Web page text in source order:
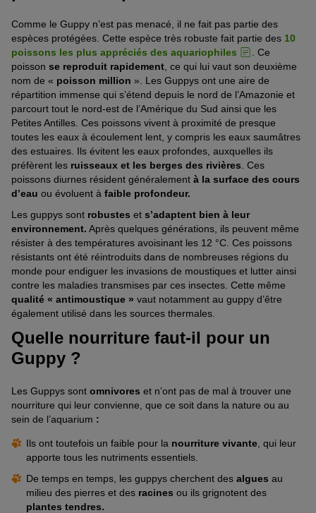
Comme le Guppy n’est pas menacé, il ne fait pas partie des
espèces protégées. Cette espèce très robuste fait partie des 10
poissons les plus appréciés des aquariophiles
. Ce
poisson se reproduit rapidement, ce qui lui vaut son deuxième
nom de « poisson million ». Les Guppys ont une aire de
répartition immense qui s’étend depuis le nord de l’Amazonie et
parcourt tout le nord-est de l’Amérique du Sud ainsi que les
Petites Antilles. Ces poissons vivent à proximité de presque
toutes les eaux à écoulement lent, y compris les eaux saumâtres
des estuaires. Ils évitent les eaux profondes, auxquelles ils
préfèrent les ruisseaux et les berges des rivières. Ces
poissons diurnes résident généralement à la surface des cours
d’eau ou évoluent à faible profondeur.
Les guppys sont robustes et s’adaptent bien à leur
environnement. Après quelques générations, ils peuvent même
résister à des températures avoisinant les 12 °C. Ces poissons
résistants ont été réintroduits dans de nombreuses régions du
monde pour endiguer les invasions de moustiques et lutter ainsi
contre les maladies transmises par ces insectes. Cette même
qualité « antimoustique » vaut notamment au guppy d’être
également utilisé dans les sources thermales.
Quelle nourriture faut-il pour un
Guppy ?
Les Guppys sont omnivores et n’ont pas de mal à trouver une
nourriture qui leur convienne, que ce soit dans la nature ou au
sein de l’aquarium :
Ils ont toutefois un faible pour la nourriture vivante , qui leur
apporte tous les nutriments essentiels.
De temps en temps, les guppys cherchent des algues au
milieu des pierres et des racines ou ils grignotent des
plantes tendres.